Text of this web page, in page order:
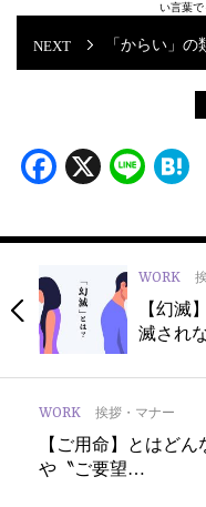
い言葉で
「からい」の
Facebook
X Line
WORK
【幻滅
滅され
WORK 挨拶・マナー
【ご用命】とはどん
や〝ご要望…